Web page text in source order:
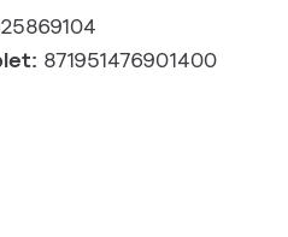
871951476901400